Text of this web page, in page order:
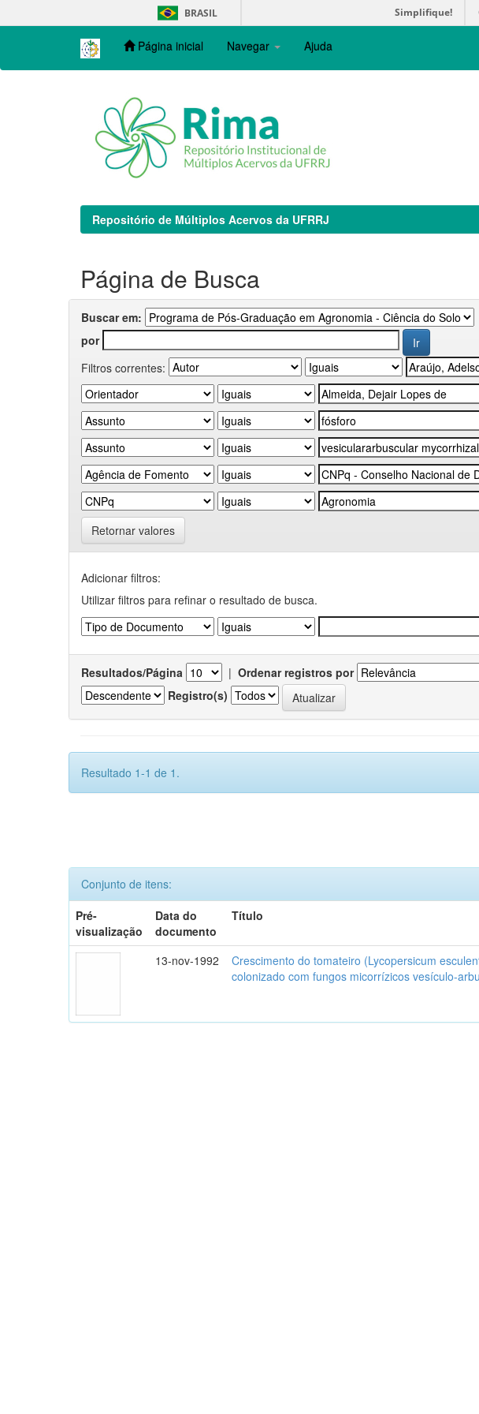
navigation
BRASIL Simplifique!
Página inicial Navegar Ajuda
Repositório de Múltiplos Acervos da UFRRJ
Página de Busca
Buscar em:
por
Filtros correntes:
Retornar valores
Adicionar filtros:
Utilizar filtros para refinar o resultado de busca.
Resultados/Página | Ordenar registros por
Registro(s)
Resultado 1-1 de 1.
Conjunto de itens:
Pré-
visualização
Data do
documento
Título
13-nov-1992
Crescimento do tomateiro (Lycopersicum
colonizado com fungos micorrízicos vesículo-